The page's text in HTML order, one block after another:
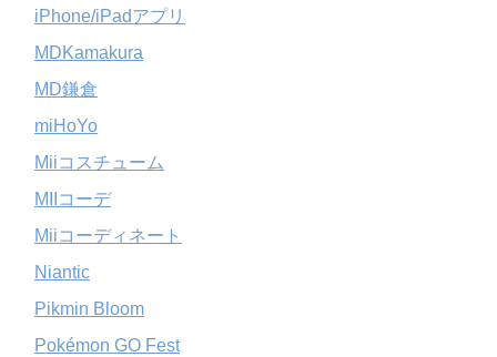
iPhone/iPadアプリ
MDKamakura
MD鎌倉
miHoYo
Miiコスチューム
MIIコーデ
Miiコーディネート
Niantic
Pikmin Bloom
Pokémon GO Fest